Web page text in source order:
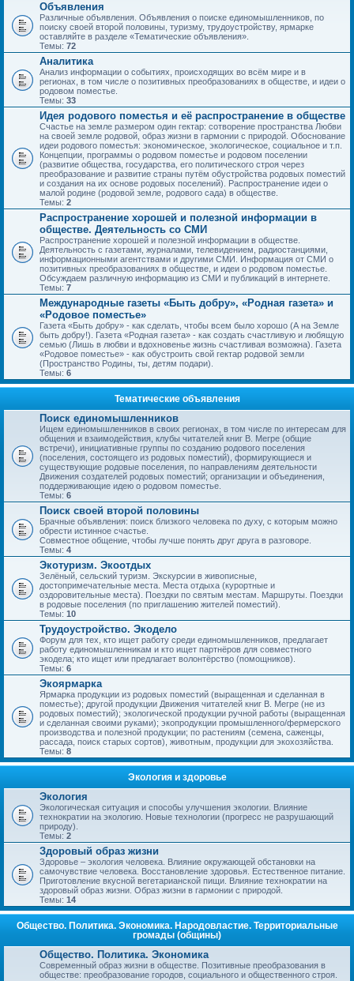
Объявления
Различные объявления. Объявления о поиске единомышленников, по
поиску своей второй половины, туризму, трудоустройству, ярмарке
оставляйте в разделе «Тематические объявления».
Темы: 72
Аналитика
Анализ информации о событиях, происходящих во всём мире и в
регионах, в том числе о позитивных преобразованиях в обществе, и идеи о
родовом поместье.
Темы: 33
Идея родового поместья и её распространение в обществе
Счастье на земле размером один гектар: сотворение пространства Любви
на своей земле родовой, образ жизни в гармонии с природой. Обоснование
идеи родового поместья: экономическое, экологическое, социальное и т.п.
Концепции, программы о родовом поместье и родовом поселении
(развитие общества, государства, его политического строя через
преобразование и развитие страны путём обустройства родовых поместий
и создания на их основе родовых поселений). Распространение идеи о
малой родине (родовой земле, родового сада) в обществе.
Темы: 2
Распространение хорошей и полезной информации в
обществе. Деятельность со СМИ
Распространение хорошей и полезной информации в обществе.
Деятельность с газетами, журналами, телевидением, радиостанциями,
информационными агентствами и другими СМИ. Информация от СМИ о
позитивных преобразованиях в обществе, и идеи о родовом поместье.
Обсуждаем различную информацию из СМИ и публикаций в интернете.
Темы: 7
Международные газеты «Быть добру», «Родная газета» и
«Родовое поместье»
Газета «Быть добру» - как сделать, чтобы всем было хорошо (А на Земле
быть добру!). Газета «Родная газета» - как создать счастливую и любящую
семью (Лишь в любви и вдохновенье жизнь счастливая возможна). Газета
«Родовое поместье» - как обустроить свой гектар родовой земли
(Пространство Родины, ты, детям подари).
Темы: 6
Тематические объявления
Поиск единомышленников
Ищем единомышленников в своих регионах, в том числе по интересам для
общения и взаимодействия, клубы читателей книг В. Мегре (общие
встречи), инициативные группы по созданию родового поселения
(поселения, состоящего из родовых поместий), формирующиеся и
существующие родовые поселения, по направлениям деятельности
Движения создателей родовых поместий; организации и объединения,
поддерживающие идею о родовом поместье.
Темы: 6
Поиск своей второй половины
Брачные объявления: поиск близкого человека по духу, с которым можно
обрести истинное счастье.
Совместное общение, чтобы лучше понять друг друга в разговоре.
Темы: 4
Экотуризм. Экоотдых
Зелёный, сельский туризм. Экскурсии в живописные,
достопримечательные места. Места отдыха (курортные и
оздоровительные места). Поездки по святым местам. Маршруты. Поездки
в родовые поселения (по приглашению жителей поместий).
Темы: 10
Трудоустройство. Экодело
Форум для тех, кто ищет работу среди единомышленников, предлагает
работу единомышленникам и кто ищет партнёров для совместного
экодела; кто ищет или предлагает волонтёрство (помощников).
Темы: 6
Экоярмарка
Ярмарка продукции из родовых поместий (выращенная и сделанная в
поместье); другой продукции Движения читателей книг В. Мегре (не из
родовых поместий); экологической продукции ручной работы (выращенная
и сделанная своими руками); экопродукции промышленного/фермерского
производства и полезной продукции; по растениям (семена, саженцы,
рассада, поиск старых сортов), животным, продукции для экохозяйства.
Темы: 8
Экология и здоровье
Экология
Экологическая ситуация и способы улучшения экологии. Влияние
технократии на экологию. Новые технологии (прогресс не разрушающий
природу).
Темы: 2
Здоровый образ жизни
Здоровье – экология человека. Влияние окружающей обстановки на
самочувствие человека. Восстановление здоровья. Естественное питание.
Приготовление вкусной вегетарианской пищи. Влияние технократии на
здоровый образ жизни. Образ жизни в гармонии с природой.
Темы: 14
Общество. Политика. Экономика. Народовластие. Территориальные
громады (общины)
Общество. Политика. Экономика
Современный образ жизни в обществе. Позитивные преобразования в
обществе: преобразование городов, социального и общественного строя.